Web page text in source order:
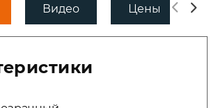
Видео Цены